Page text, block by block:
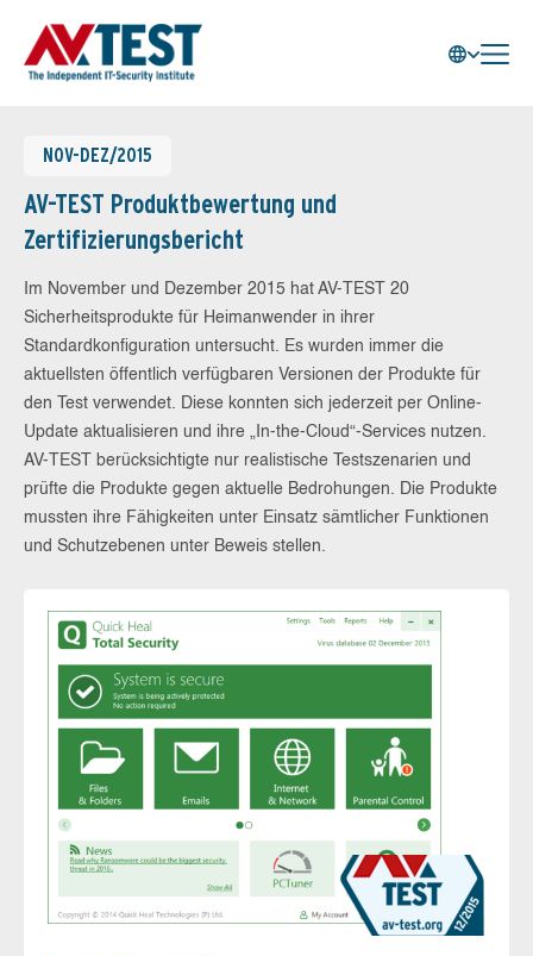
NOV-DEZ/2015
AV-TEST Produktbewertung und
Zertifizierungsbericht
Im November und Dezember 2015 hat AV-TEST 20
Sicherheitsprodukte für Heimanwender in ihrer
Standardkonfiguration untersucht. Es wurden immer die
aktuellsten öffentlich verfügbaren Versionen der Produkte für
den Test verwendet. Diese konnten sich jederzeit per Online-
Update aktualisieren und ihre „In-the-Cloud“-Services nutzen.
AV-TEST berücksichtigte nur realistische Testszenarien und
prüfte die Produkte gegen aktuelle Bedrohungen. Die Produkte
mussten ihre Fähigkeiten unter Einsatz sämtlicher Funktionen
und Schutzebenen unter Beweis stellen.